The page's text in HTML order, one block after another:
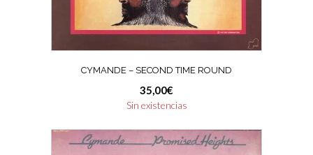
CYMANDE – SECOND TIME ROUND
35,00€
Sin existencias